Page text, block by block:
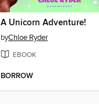
A Unicorn Adventure!
byChloe Ryder
EBOOK
BORROW